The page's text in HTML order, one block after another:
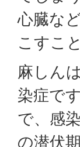
心臓な
こすこ
麻しん
染症で
で、感
の潜伏